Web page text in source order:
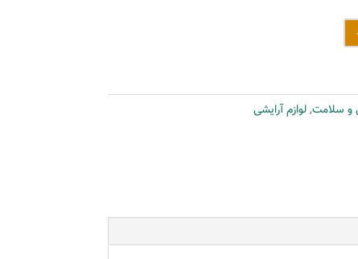
و سلامت,لوازم آرایشی